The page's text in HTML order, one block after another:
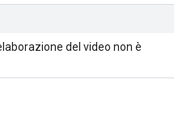
del video non è